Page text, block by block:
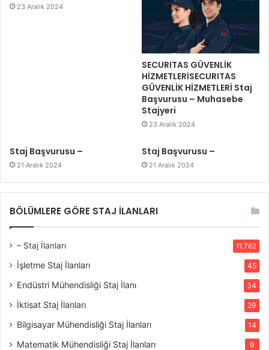
23 Aralık 2024
SECURITAS GÜVENLİK
HİZMETLERİSECURITAS
GÜVENLİK HİZMETLERİ Staj
Başvurusu – Muhasebe
Stajyeri
23 Aralık 2024
Staj Başvurusu –
21 Aralık 2024
Staj Başvurusu –
21 Aralık 2024
BÖLÜMLERE GÖRE STAJ İLANLARI
– Staj İlanları 11.762
İşletme Staj İlanları 45
Endüstri Mühendisliği Staj İlanı 34
İktisat Staj İlanları 29
Bilgisayar Mühendisliği Staj İlanları 14
Matematik Mühendisliği Staj İlanları 9